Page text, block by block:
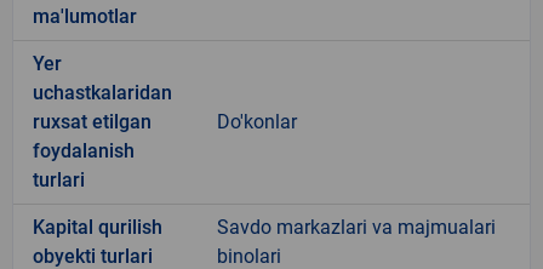
ma'lumotlar
Yer
uchastkalaridan
ruxsat etilgan
foydalanish
turlari
Do'konlar
Kapital qurilish
obyekti turlari
Savdo markazlari va majmualari
binolari